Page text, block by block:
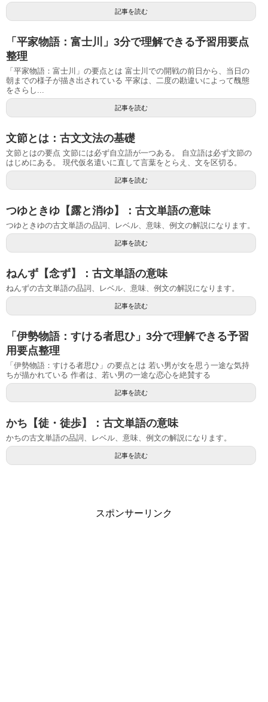
記事を読む
「平家物語：富士川」3分で理解できる予習用要点
整理
「平家物語：富士川」の要点とは 富士川での開戦の前日から、当日の
朝までの様子が描き出されている 平家は、二度の勘違いによって醜態
をさらし...
記事を読む
文節とは：古文文法の基礎
文節とはの要点 文節には必ず自立語が一つある。 自立語は必ず文節の
はじめにある。 現代仮名遣いに直して言葉をとらえ、文を区切る。
記事を読む
つゆときゆ【露と消ゆ】：古文単語の意味
つゆときゆの古文単語の品詞、レベル、意味、例文の解説になります。
記事を読む
ねんず【念ず】：古文単語の意味
ねんずの古文単語の品詞、レベル、意味、例文の解説になります。
記事を読む
「伊勢物語：すける者思ひ」3分で理解できる予習
用要点整理
「伊勢物語：すける者思ひ」の要点とは 若い男が女を思う一途な気持
ちが描かれている 作者は、若い男の一途な恋心を絶賛する
記事を読む
かち【徒・徒歩】：古文単語の意味
かちの古文単語の品詞、レベル、意味、例文の解説になります。
記事を読む
スポンサーリンク